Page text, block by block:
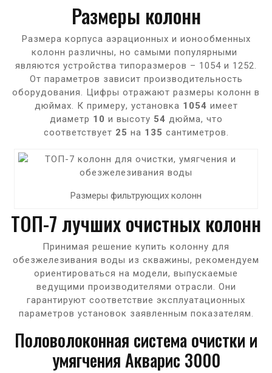
Размеры колонн
Размера корпуса аэрационных и ионообменных
колонн различны, но самыми популярными
являются устройства типоразмеров – 1054 и 1252.
От параметров зависит производительность
оборудования. Цифры отражают размеры колонн в
дюймах. К примеру, установка 1054 имеет
диаметр 10 и высоту 54 дюйма, что
соответствует 25 на 135 сантиметров.
Размеры фильтрующих колонн
ТОП-7 лучших очистных колонн
Принимая решение купить колонну для
обезжелезивания воды из скважины, рекомендуем
ориентироваться на модели, выпускаемые
ведущими производителями отрасли. Они
гарантируют соответствие эксплуатационных
параметров установок заявленным показателям.
Половолоконная система очистки и
умягчения Акварис 3000